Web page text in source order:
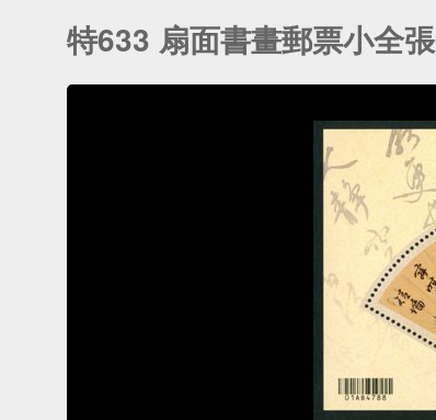
特633 扇面書畫郵票小全張